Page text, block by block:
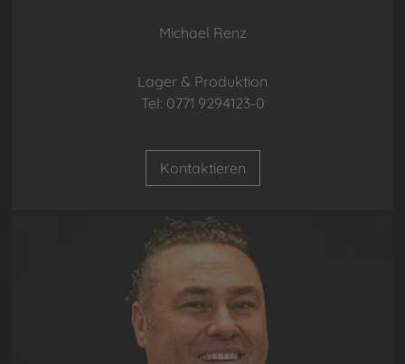
Michael Renz
Lager & Produktion
Tel: 0771 9294123-0
Kontaktieren